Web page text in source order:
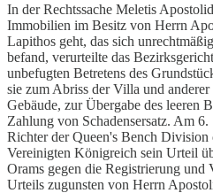
In der Rechtssache Meletis
Immobilien im Besitz von Herrn
Lapithos geht, das sich
befand, verurteilte das
unbefugten Betretens des
sie zum Abriss der Villa und
Gebäude, zur Übergabe des leeren
Zahlung von Schadensersatz. Am
Richter der Queen's Bench
Vereinigten Königreich sein Urteil
Orams gegen die Registrierung und
Urteils zugunsten von Herrn